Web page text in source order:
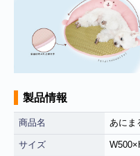
製品情報
商品名 あにま
サイズ
**年末年始休業日のお知らせ**
年12月31日～2025年1月5日
荷は12月30日 13:00ご注文
す。休業期間中にいただき
しては、1月6日より順次対